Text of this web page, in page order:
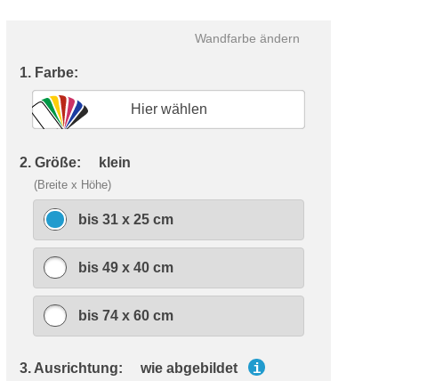
Wandfarbe ändern
1. Farbe:
Hier wählen
2. Größe: klein
(Breite x Höhe)
bis 31 x 25 cm
bis 49 x 40 cm
bis 74 x 60 cm
3. Ausrichtung: wie abgebildet i